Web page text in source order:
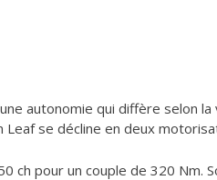
autonomie qui diffère selon la
Leaf se décline en deux
ch pour un couple de 320 Nm.